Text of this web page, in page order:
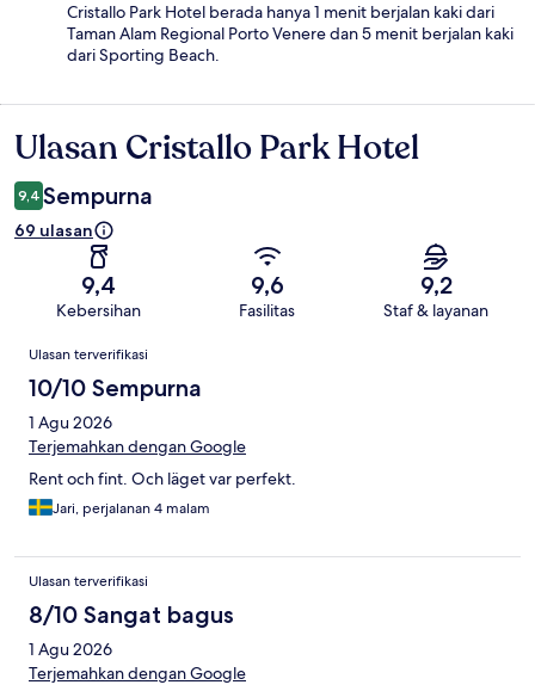
Cristallo Park Hotel berada hanya 1 menit berjalan kaki dari
Taman Alam Regional Porto Venere dan 5 menit berjalan kaki
dari Sporting Beach.
Ulasan
Ulasan Cristallo Park Hotel
9,4 Sempurna
69 ulasan
9,4
Kebersihan
9,6
Fasilitas
9,2
Staf & layanan
Ulasan
Ulasan terverifikasi
10/10 Sempurna
1 Agu 2026
Terjemahkan dengan Google
Rent och fint. Och läget var perfekt.
Jari, perjalanan 4 malam
Ulasan terverifikasi
8/10 Sangat bagus
1 Agu 2026
Terjemahkan dengan Google